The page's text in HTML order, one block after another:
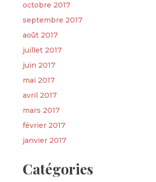
octobre 2017
septembre 2017
août 2017
juillet 2017
juin 2017
mai 2017
avril 2017
mars 2017
février 2017
janvier 2017
Catégories